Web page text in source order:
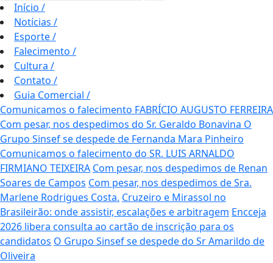
Início /
Notícias /
Esporte/
Falecimento /
Cultura /
Contato /
Guia Comercial /
Comunicamos o falecimento FABRÍCIO AUGUSTO FERREIRA
Com pesar, nos despedimos do Sr. Geraldo Bonavina O
Grupo Sinsef se despede de Fernanda Mara Pinheiro
Comunicamos o falecimento do SR. LUIS ARNALDO
FIRMIANO TEIXEIRA Com pesar, nos despedimos de Renan
Soares de Campos Com pesar, nos despedimos de Sra.
Marlene Rodrigues Costa. Cruzeiro e Mirassol no
Brasileirão: onde assistir, escalações e arbitragem Encceja
2026 libera consulta ao cartão de inscrição para os
candidatos O Grupo Sinsef se despede do Sr Amarildo de
Oliveira